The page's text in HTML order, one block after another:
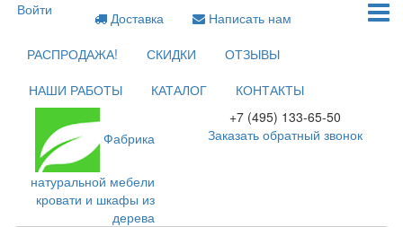
Войти Доставка
Написать нам
РАСПРОДАЖА!
СКИДКИ
ОТЗЫВЫ
НАШИ РАБОТЫ
КАТАЛОГ КОНТАКТЫ
Фабрика
натуральной мебели
кровати и шкафы из
дерева
+7 (495) 133-65-50
Заказать обратный звонок